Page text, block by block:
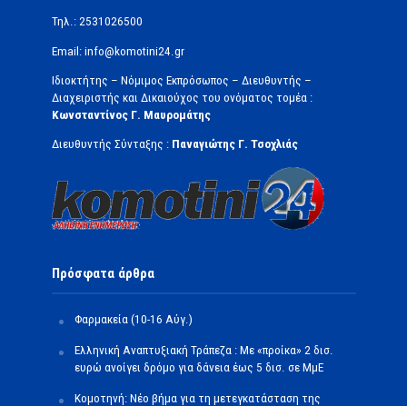
Τηλ.: 2531026500
Email: info@komotini24.gr
Ιδιοκτήτης – Νόμιμος Εκπρόσωπος – Διευθυντής –
Διαχειριστής και Δικαιούχος του ονόματος τομέα :
Κωνσταντίνος Γ. Μαυρομάτης
Διευθυντής Σύνταξης : Παναγιώτης Γ. Τσοχλιάς
Πρόσφατα άρθρα
Φαρμακεία (10-16 Αύγ.)
Ελληνική Αναπτυξιακή Τράπεζα : Με «προίκα» 2 δισ.
ευρώ ανοίγει δρόμο για δάνεια έως 5 δισ. σε ΜμΕ
Κομοτηνή: Νέο βήμα για τη μετεγκατάσταση της